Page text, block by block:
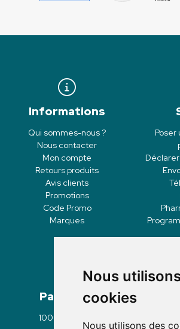
Nous
cookies
Nous utilisons des
Informations
Qui sommes-nous ?
Nous contacter
Mon compte
Retours produits
Avis clients
Promotions
Code Promo
Marques
Poser
Paiement
100% sécurisé